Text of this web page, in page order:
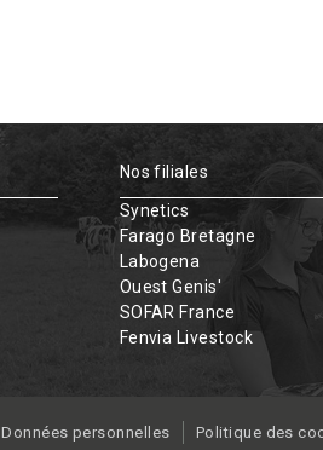
Nos filiales
Synetics
Farago Bretagne
Labogena
Ouest Genis'
SOFAR France
Fenvia Livestock
Données personnelles Politique des